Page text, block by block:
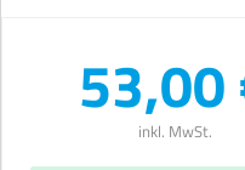
53,00
inkl. MwSt.